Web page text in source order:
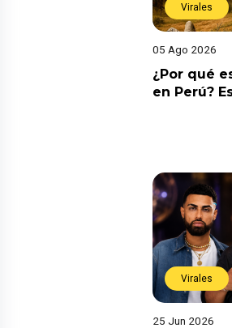
Virales
05 Ago 2026
¿Por qué
en Perú?
Virales
25 Jun 2026